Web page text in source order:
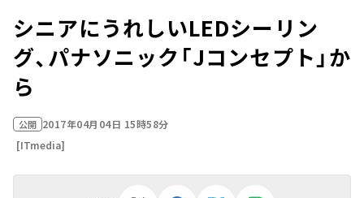
シニアにうれしいLEDシーリン
グ、パナソニック「Jコンセプト」か
ら
公開 2017年04月04日 15時58分
[ITmedia]